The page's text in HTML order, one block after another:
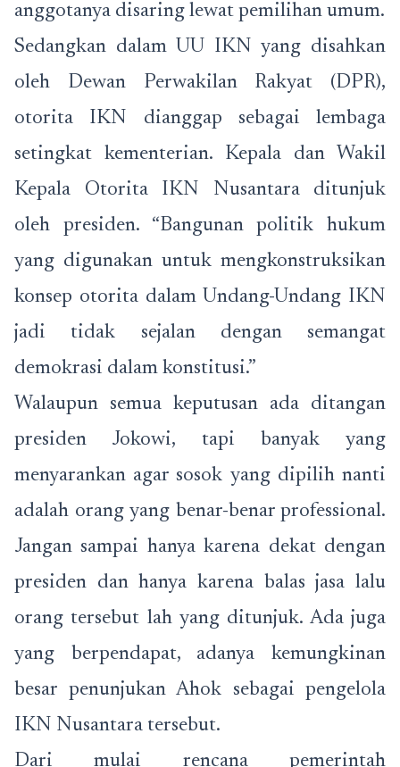
anggotanya disaring lewat pemilihan umum.
Sedangkan dalam UU IKN yang disahkan
oleh Dewan Perwakilan Rakyat (DPR),
otorita IKN dianggap sebagai lembaga
setingkat kementerian. Kepala dan Wakil
Kepala Otorita IKN Nusantara ditunjuk
oleh presiden. “Bangunan politik hukum
yang digunakan untuk mengkonstruksikan
konsep otorita dalam Undang-Undang IKN
jadi tidak sejalan dengan semangat
demokrasi dalam konstitusi.”
Walaupun semua keputusan ada ditangan
presiden Jokowi, tapi banyak yang
menyarankan agar sosok yang dipilih nanti
adalah orang yang benar-benar professional.
Jangan sampai hanya karena dekat dengan
presiden dan hanya karena balas jasa lalu
orang tersebut lah yang ditunjuk. Ada juga
yang berpendapat, adanya kemungkinan
besar penunjukan Ahok sebagai pengelola
IKN Nusantara tersebut.
Dari mulai rencana pemerintah